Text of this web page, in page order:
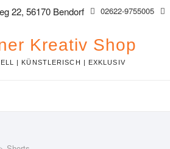
22, 56170 Bendorf 02622-9755005
Kreativ Shop
| KÜNSTLERISCH | EXKLUSIV